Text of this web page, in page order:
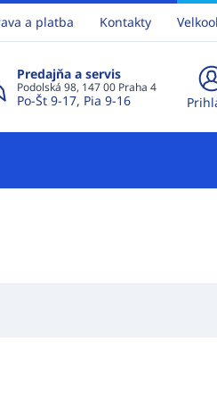
a platba Kontakty
Predajňa a servis
Podolská 98, 147 00 Praha 4
Po-Št 9-17, Pia 9-16